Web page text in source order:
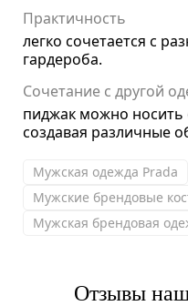
Практичность
легко сочетается с
гардероба.
Сочетание с другой
пиджак можно носить
создавая различные
Мужская одежда Prada
Мужские брендовые
Мужская брендовая
Отзывы